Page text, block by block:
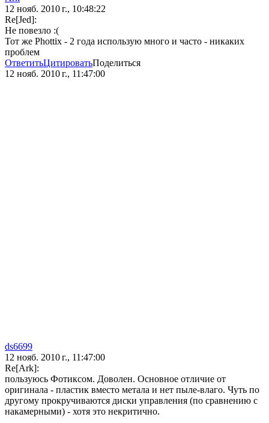
12 нояб. 2010 г., 10:48:22
Re[Jed]:
Не повезло :(
Тот же Phottix - 2 года использую много и часто - никаких
проблем
ОтветитьЦитироватьПоделиться
12 нояб. 2010 г., 11:47:00
ds6699
12 нояб. 2010 г., 11:47:00
Re[Ark]:
пользуюсь Фотиксом. Доволен. Основное отличие от
оригинала - пластик вместо метала и нет пыле-влаго. Чуть по
другому прокручиваются диски управления (по сравнению с
накамерными) - хотя это некритично.